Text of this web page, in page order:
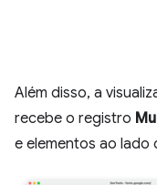
Além disso, a
recebe o registro
e elementos ao lado